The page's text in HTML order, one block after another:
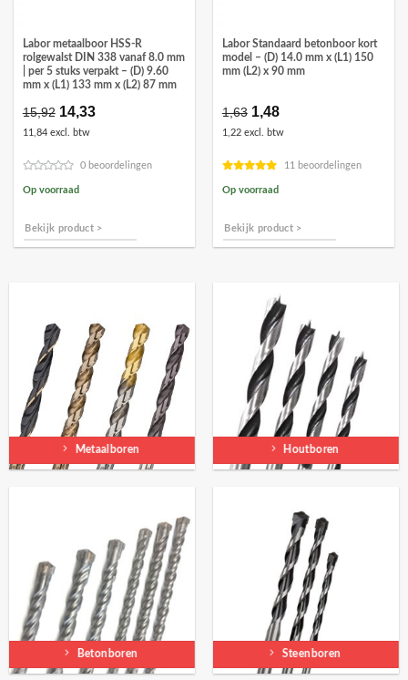
Labor metaalboor HSS-R
rolgewalst DIN 338 vanaf 8.0 mm
| per 5 stuks verpakt – (D) 9.60
mm x (L1) 133 mm x (L2) 87 mm
15,92 Oorspronkelijke
prijs
was:
14,33Huidige
11,84 excl. btw
0 beoordelingen
Op voorraad
Bekijk product >
Labor Standaard betonboor kort
model – (D) 14.0 mm x (L1) 150
mm (L2) x 90 mm
1,63 Oorspronkelijke
prijs
was:
1,48Huidige
is:
1,22 excl. btw
11 beoordelingen
Op voorraad
Bekijk product >
Metaalboren Houtboren
Betonboren Steenboren